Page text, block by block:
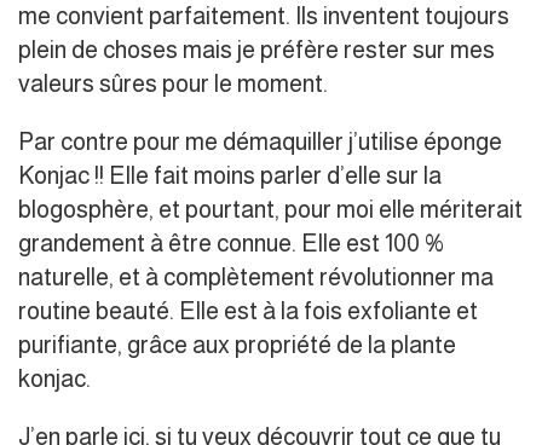
me convient parfaitement. Ils inventent toujours
plein de choses mais je préfère rester sur mes
valeurs sûres pour le moment.
Par contre pour me démaquiller j’utilise éponge
Konjac !! Elle fait moins parler d’elle sur la
blogosphère, et pourtant, pour moi elle mériterait
grandement à être connue. Elle est 100 %
naturelle, et à complètement révolutionner ma
routine beauté. Elle est à la fois exfoliante et
purifiante, grâce aux propriété de la plante
konjac.
J’en parle ici, si tu veux découvrir tout ce que tu